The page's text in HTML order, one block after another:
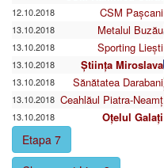
12.10.2018 CSM Pașcani
13.10.2018 Metalul Buzău
13.10.2018 Sporting Liești
13.10.2018 Știința Miroslava
13.10.2018 Sănătatea Darabani
13.10.2018 Ceahlăul Piatra-Neamț
13.10.2018 Oțelul Galați
Etapa 7